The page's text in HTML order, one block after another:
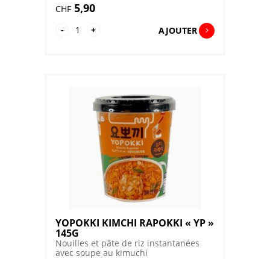
CHF 5,90
-
quantité
+ AJOUTER
YOPOKKI KIMCHI RAPOKKI « YP »
145G
Nouilles et pâte de riz instantanées
avec soupe au kimuchi